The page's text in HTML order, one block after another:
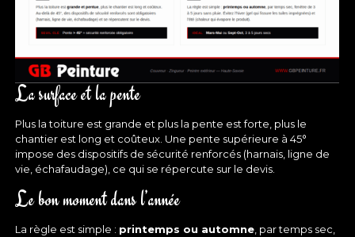
La surface et la pente
Plus la toiture est grande et plus la pente est forte, plus le
chantier est long et coûteux. Une pente supérieure à 45°
impose des dispositifs de sécurité renforcés (harnais, ligne de
vie, échafaudage), ce qui se répercute sur le devis.
Le bon moment dans l’année
La règle est simple : printemps ou automne , par temps sec,